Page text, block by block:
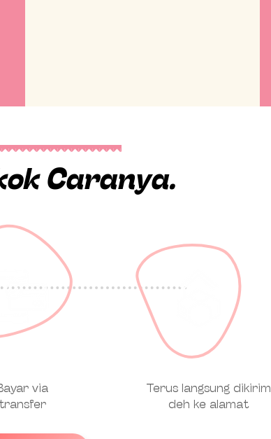
Caranya.
via
transfer
Terus langsung dikirim
deh ke alamat